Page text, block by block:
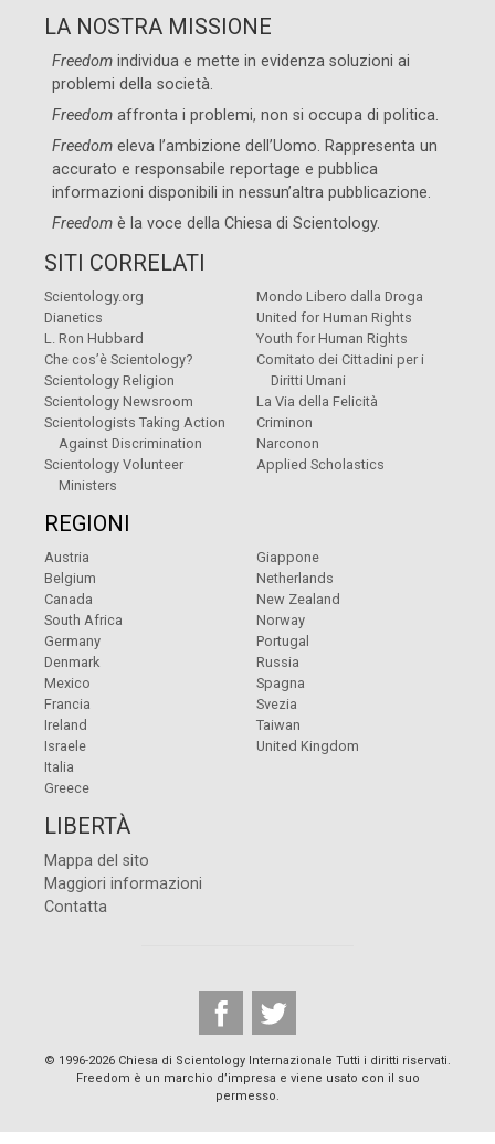
LA NOSTRA MISSIONE
Freedom individua e mette in evidenza soluzioni ai
problemi della società.
Freedom affronta i problemi, non si occupa di politica.
Freedom eleva l’ambizione dell’Uomo. Rappresenta un
accurato e responsabile reportage e pubblica
informazioni disponibili in nessun’altra pubblicazione.
Freedom è la voce dellaChiesa di Scientology.
SITI CORRELATI
Scientology.org
Dianetics
L. Ron Hubbard
Che cos’è Scientology?
Scientology Religion
Scientology Newsroom
Scientologists Taking Action
Against Discrimination
Scientology Volunteer
Ministers
Mondo Libero dalla Droga
United for Human Rights
Youth for Human Rights
Comitato dei Cittadini per i
Diritti Umani
La Via della Felicità
Criminon
Narconon
Applied Scholastics
REGIONI
Austria
Belgium
Canada
South Africa
Germany
Denmark
Mexico
Francia
Ireland
Israele
Italia
Greece
Giappone
Netherlands
New Zealand
Norway
Portugal
Russia
Spagna
Svezia
Taiwan
United Kingdom
LIBERTÀ
Mappa del sito
Maggiori informazioni
Contatta
© 1996-2026 Chiesa di Scientology Internazionale Tutti i diritti riservati.
Freedom è un marchio d’impresa e viene usato con il suo
permesso.